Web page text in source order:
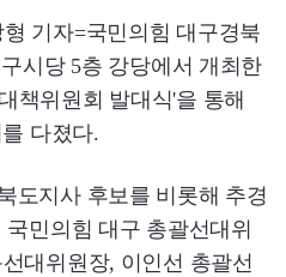
기자=국민의힘 대구경북
시당 5층 강당에서 개최한
책위원회 발대식'을 통해
다졌다.
도지사 후보를 비롯해 추경
민의힘 대구 총괄선대위
대위원장, 이인선 총괄선